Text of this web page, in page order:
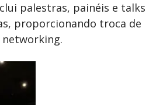
palestras, painéis e talks
proporcionando troca de